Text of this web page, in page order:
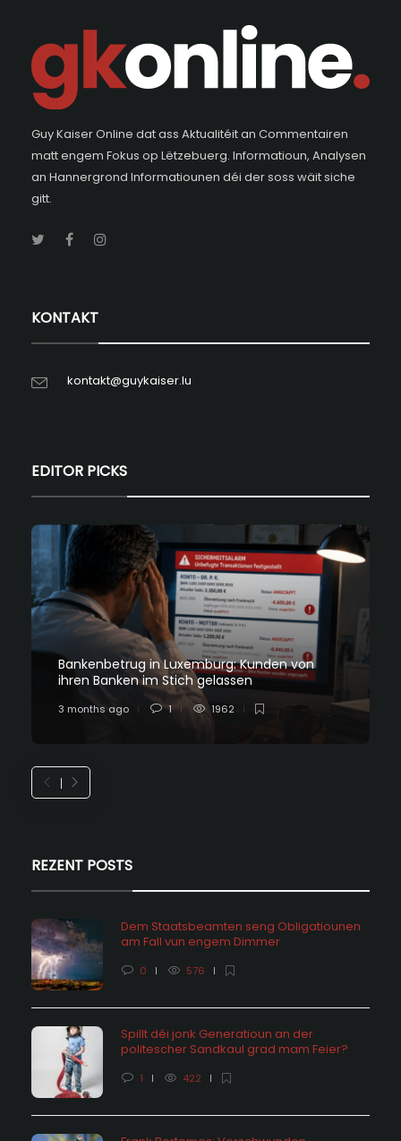
Guy Kaiser Online dat ass Aktualitéit an Commentairen
matt engem Fokus op Lëtzebuerg. Informatioun, Analysen
an Hannergrond Informatiounen déi der soss wäit siche
gitt.
KONTAKT
kontakt@guykaiser.lu
EDITOR PICKS
Bankenbetrug in Luxemburg: Kunden von
ihren Banken im Stich gelassen
3 months ago 1 1962
REZENT POSTS
Dem Staatsbeamten seng Obligatiounen
am Fall vun engem Dimmer
0 576
Spillt déi jonk Generatioun an der
politescher Sandkaul grad mam Feier?
1 422